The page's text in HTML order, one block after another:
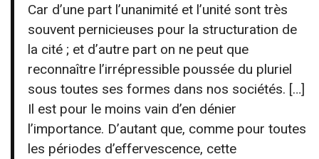
Car d’une part l’unanimité et l’unité sont très
souvent pernicieuses pour la structuration de
la cité ; et d’autre part on ne peut que
reconnaître l’irrépressible poussée du pluriel
sous toutes ses formes dans nos sociétés. […]
Il est pour le moins vain d’en dénier
l’importance. D’autant que, comme pour toutes
les périodes d’effervescence, cette